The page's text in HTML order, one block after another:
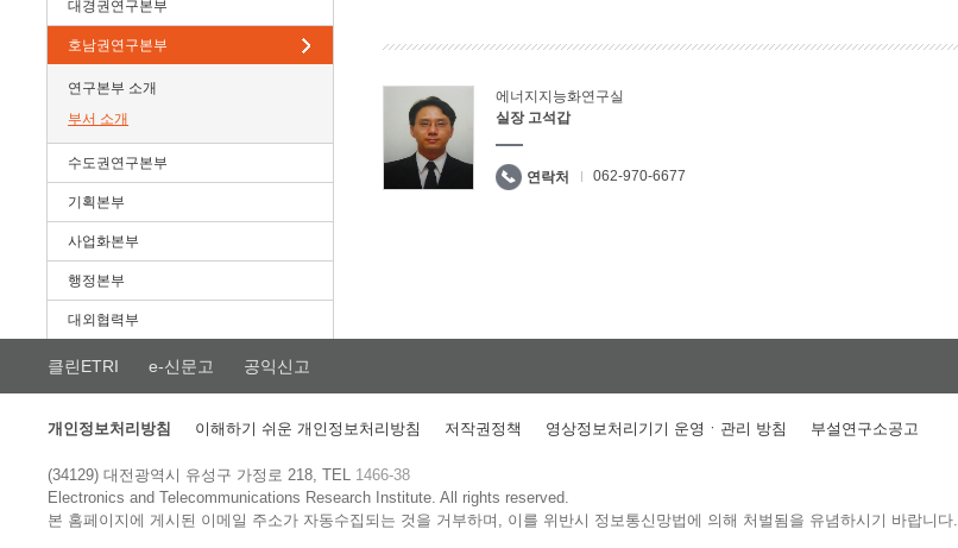
대경권연구본부
호남권연구본부
연구본부 소개
부서 소개
수도권연구본부
기획본부
사업화본부
행정본부
대외협력부
에너지지능화연구실
실장 고석갑
연락처 062-970-6677
클린ETRI e-신문고 공익신고
개인정보처리방침 이해하기 쉬운 개인정보처리방침 저작권정책 영상정보처리기기 운영ㆍ관리 방침 부설연구소공고
(34129) 대전광역시 유성구 가정로 218, TEL 1466-38
Electronics and Telecommunications Research Institute.All rights reserved.
본 홈페이지에 게시된 이메일 주소가 자동수집되는 것을 거부하며, 이를 위반시 정보통신망법에 의해 처벌됨을 유념하시기 바랍니다.